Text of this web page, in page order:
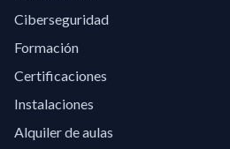
Ciberseguridad
Formación
Certificaciones
Instalaciones
Alquiler de aulas